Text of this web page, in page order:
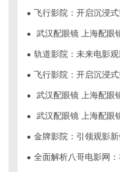
● 飞行影院：开启沉浸式空
● 武汉配眼镜 上海配眼
● 轨道影院：未来电影
● 飞行影院：开启沉浸式空
● 武汉配眼镜 上海配眼
● 武汉配眼镜 上海配眼
● 金牌影院：引领观影
● 全面解析八哥电影网：丰富